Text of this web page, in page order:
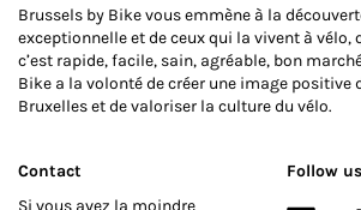
Brussels by Bike vous emmène à la
exceptionnelle et de ceux qui la vivent à vélo,
c’est rapide, facile, sain, agréable, bon
Bike a la volonté de créer une image positive
Bruxelles et de valoriser la culture du vélo.
Contact
Si vous avez la moindre
Follow us